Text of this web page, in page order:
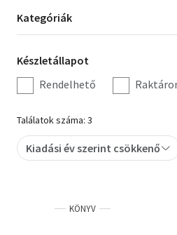
Hobbi, szabadidő
Irodalom
Művészet
Szakkönyv
Tankönyv, segédkönyv
Kategória
szűrés
Kategóriák
Készletállapot
szűrés
Készletállapot
Rendelhető
Találatok száma: 3
Kiadási év szerint csökkenő
KÖNYV